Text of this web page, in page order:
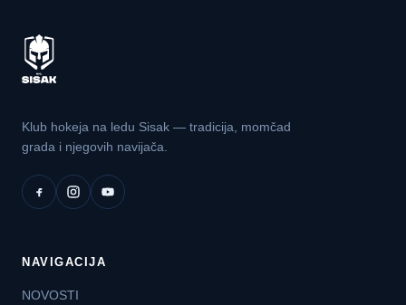
Klub hokeja na ledu Sisak — tradicija, momčad
grada i njegovih navijača.
NAVIGACIJA
NOVOSTI